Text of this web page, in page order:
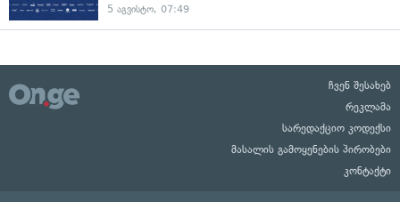
5 აგვისტო, 07:49
ჩვენ შესახებ
რეკლამა
სარედაქციო კოდექსი
მასალის გამოყენების პირობები
კონტაქტი